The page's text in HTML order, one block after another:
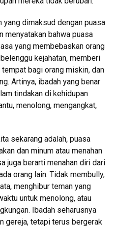
yang dimaksud dengan puasa
menyatakan bahwa puasa
yang membebaskan orang
kejahatan, memberi
bagi orang miskin, dan
Artinya, ibadah yang benar
tindakan di kehidupan
menolong, mengangkat,
sekarang adalah, puasa
dan minum atau menahan
juga berarti menahan diri dari
orang lain. Tidak membully,
menghibur teman yang
untuk menolong, atau
Ibadah seharusnya
gereja, tetapi terus bergerak